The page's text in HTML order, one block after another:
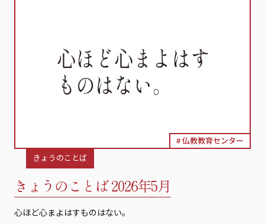
仏教教育センター
きょうのことば
きょうのことば 2026年5月
心ほど心まよはすものはない。